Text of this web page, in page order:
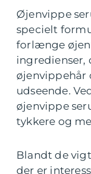
Øjenvippe
specielt
forlænge
ingredienser,
øjenvippehår
udseende.
øjenvippe
tykkere og
Blandt de
der er